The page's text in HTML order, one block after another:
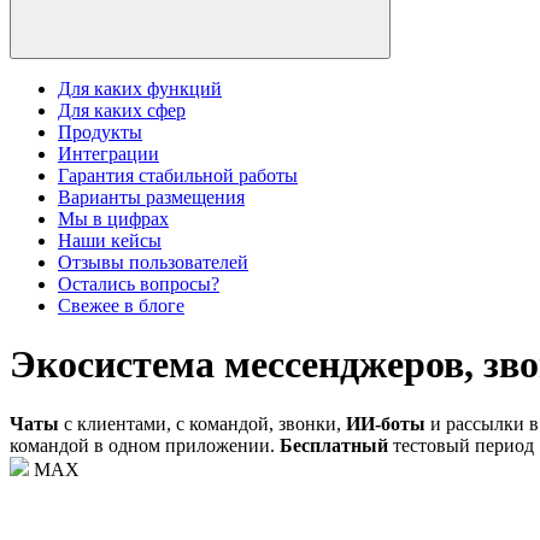
Для каких функций
Для каких сфер
Продукты
Интеграции
Гарантия стабильной работы
Варианты размещения
Мы в цифрах
Наши кейсы
Отзывы пользователей
Остались вопросы?
Свежее в блоге
Экосистема мессенджеров,
Чаты с клиентами, с командой, звонки, ИИ-боты и рассылки
командой в одном приложении. Бесплатный тестовый период
MAX